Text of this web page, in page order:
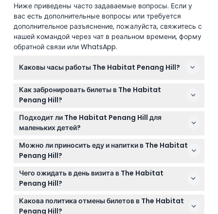
Ниже приведены часто задаваемые вопросы. Если у
вас есть дополнительные вопросы или требуется
дополнительное разъяснение, пожалуйста, свяжитесь с
нашей командой через чат в реальном времени, форму
обратной связи или WhatsApp.
Каковы часы работы The Habitat Penang Hill?
Парк открыт ежедневно с 9:00 до 17:30, последний
вход в 17:30, выход до 19:00. Вечерние прогулки
начинаются в 17:30 и продолжаются до 21:00,
последний вход в 18:30. (время работы может
изменяться — пожалуйста, уточняйте при
Как забронировать билеты в The Habitat
Penang Hill?
Вы можете легко забронировать билеты онлайн
прямо на этом сайте, чтобы гарантировать вход в
выбранный вами день.
Подходит ли The Habitat Penang Hill для
маленьких детей?
Да, дети в возрасте 0-3 лет проходят бесплатно, но
должны быть в сопровождении взрослого с
билетами. Для детей 4-12 лет необходим детский
билет, а с 13 лет и старше - взрослый билет.
Можно ли приносить еду и напитки в The Habitat
Penang Hill?
Приносить свою еду и напитки не рекомендуется,
так как на территории есть кафе, включая The
Stable Café и The Habitat Café, которые работают
с утра до позднего послеобеденного времени.
Чего ожидать в день визита в The Habitat
Penang Hill?
Ожидайте исследовать тропические лесные
маршруты, наслаждаться прогулками по кронам
Какова политика отмены билетов в The Habitat
Penang Hill?